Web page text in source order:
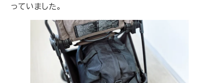
っていました。